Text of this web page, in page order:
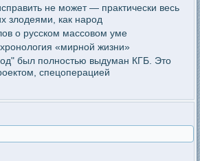
не может — практически весь
злодеями, как народ
о русском массовом уме
«мирной жизни»
был полностью выдуман КГБ. Это
спецоперацией